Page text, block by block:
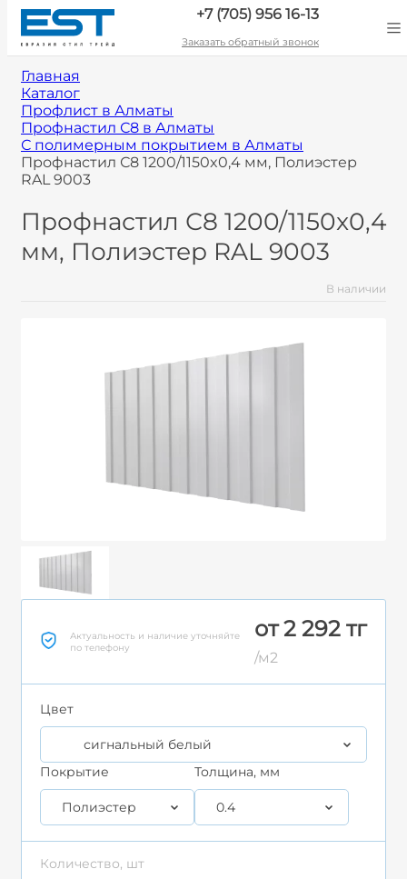
+7 (705) 956 16-13
Заказать обратный звонок
Главная
Каталог
Профлист в Алматы
Профнастил С8 в Алматы
С полимерным покрытием в Алматы
Профнастил С8 1200/1150x0,4 мм, Полиэстер
RAL 9003
Профнастил С8 1200/1150x0,4
мм, Полиэстер RAL 9003
В наличии
Актуальность и наличие уточняйте
по телефону
от 2 292 тг
/м2
Цвет
сигнальный белый
Покрытие
Полиэстер
Толщина, мм
0.4
Количество, шт